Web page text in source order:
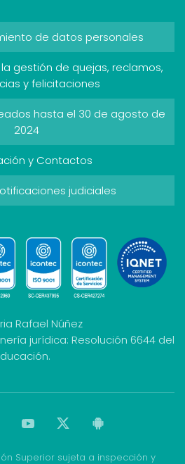
de datos personales
la gestión de quejas, reclamos,
y felicitaciones
hasta el 30 de agosto de
2024
y Contactos
judiciales
Rafael Núñez
jurídica: Resolución 6644 del
Superior sujeta a inspección y